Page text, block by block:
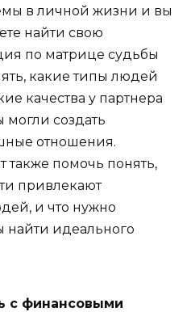
в личной жизни и вы
найти свою
по матрице судьбы
какие типы людей
качества у партнера
создать
отношения.
также помочь понять,
привлекают
и что нужно
найти идеального
с финансовыми